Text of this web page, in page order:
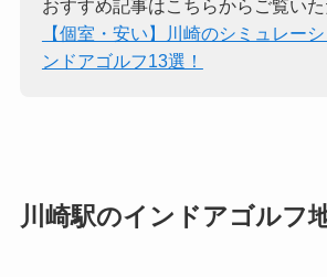
おすすめ記事はこちらからご覧い
【個室・安い】川崎のシミュレー
ンドアゴルフ13選！
川崎駅のインドアゴルフ